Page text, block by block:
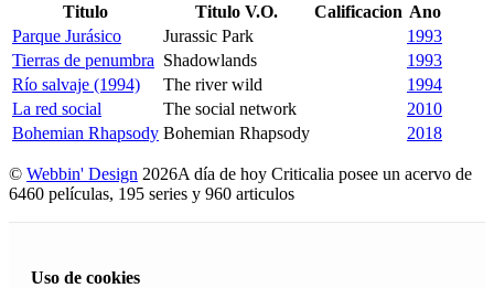
Titulo Titulo V.O. Calificacion Ano
Parque Jurásico
Jurassic Park
1993
Tierras de penumbra Shadowlands
1993
Río salvaje (1994)
The river wild
1994
La red social
The social network
2010
Bohemian Rhapsody Bohemian Rhapsody 2018
© Webbin' Design 2026A día de hoy Criticalia posee un acervo de
6460 películas, 195 series y 960 articulos
Uso de cookies